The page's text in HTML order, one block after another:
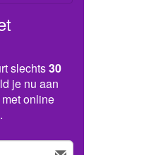
slechts30
online